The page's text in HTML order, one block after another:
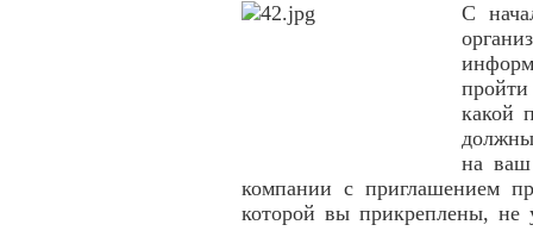
С
какой
на ваш
компании с приглашением
которой вы прикреплены, не